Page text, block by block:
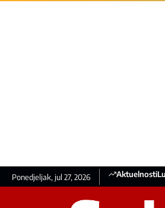
Ponedjeljak, jul 27, 2026 Aktuelnosti